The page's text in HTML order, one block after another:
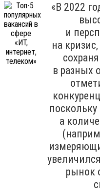
«В 2022
и
на
в разных
а
рынок